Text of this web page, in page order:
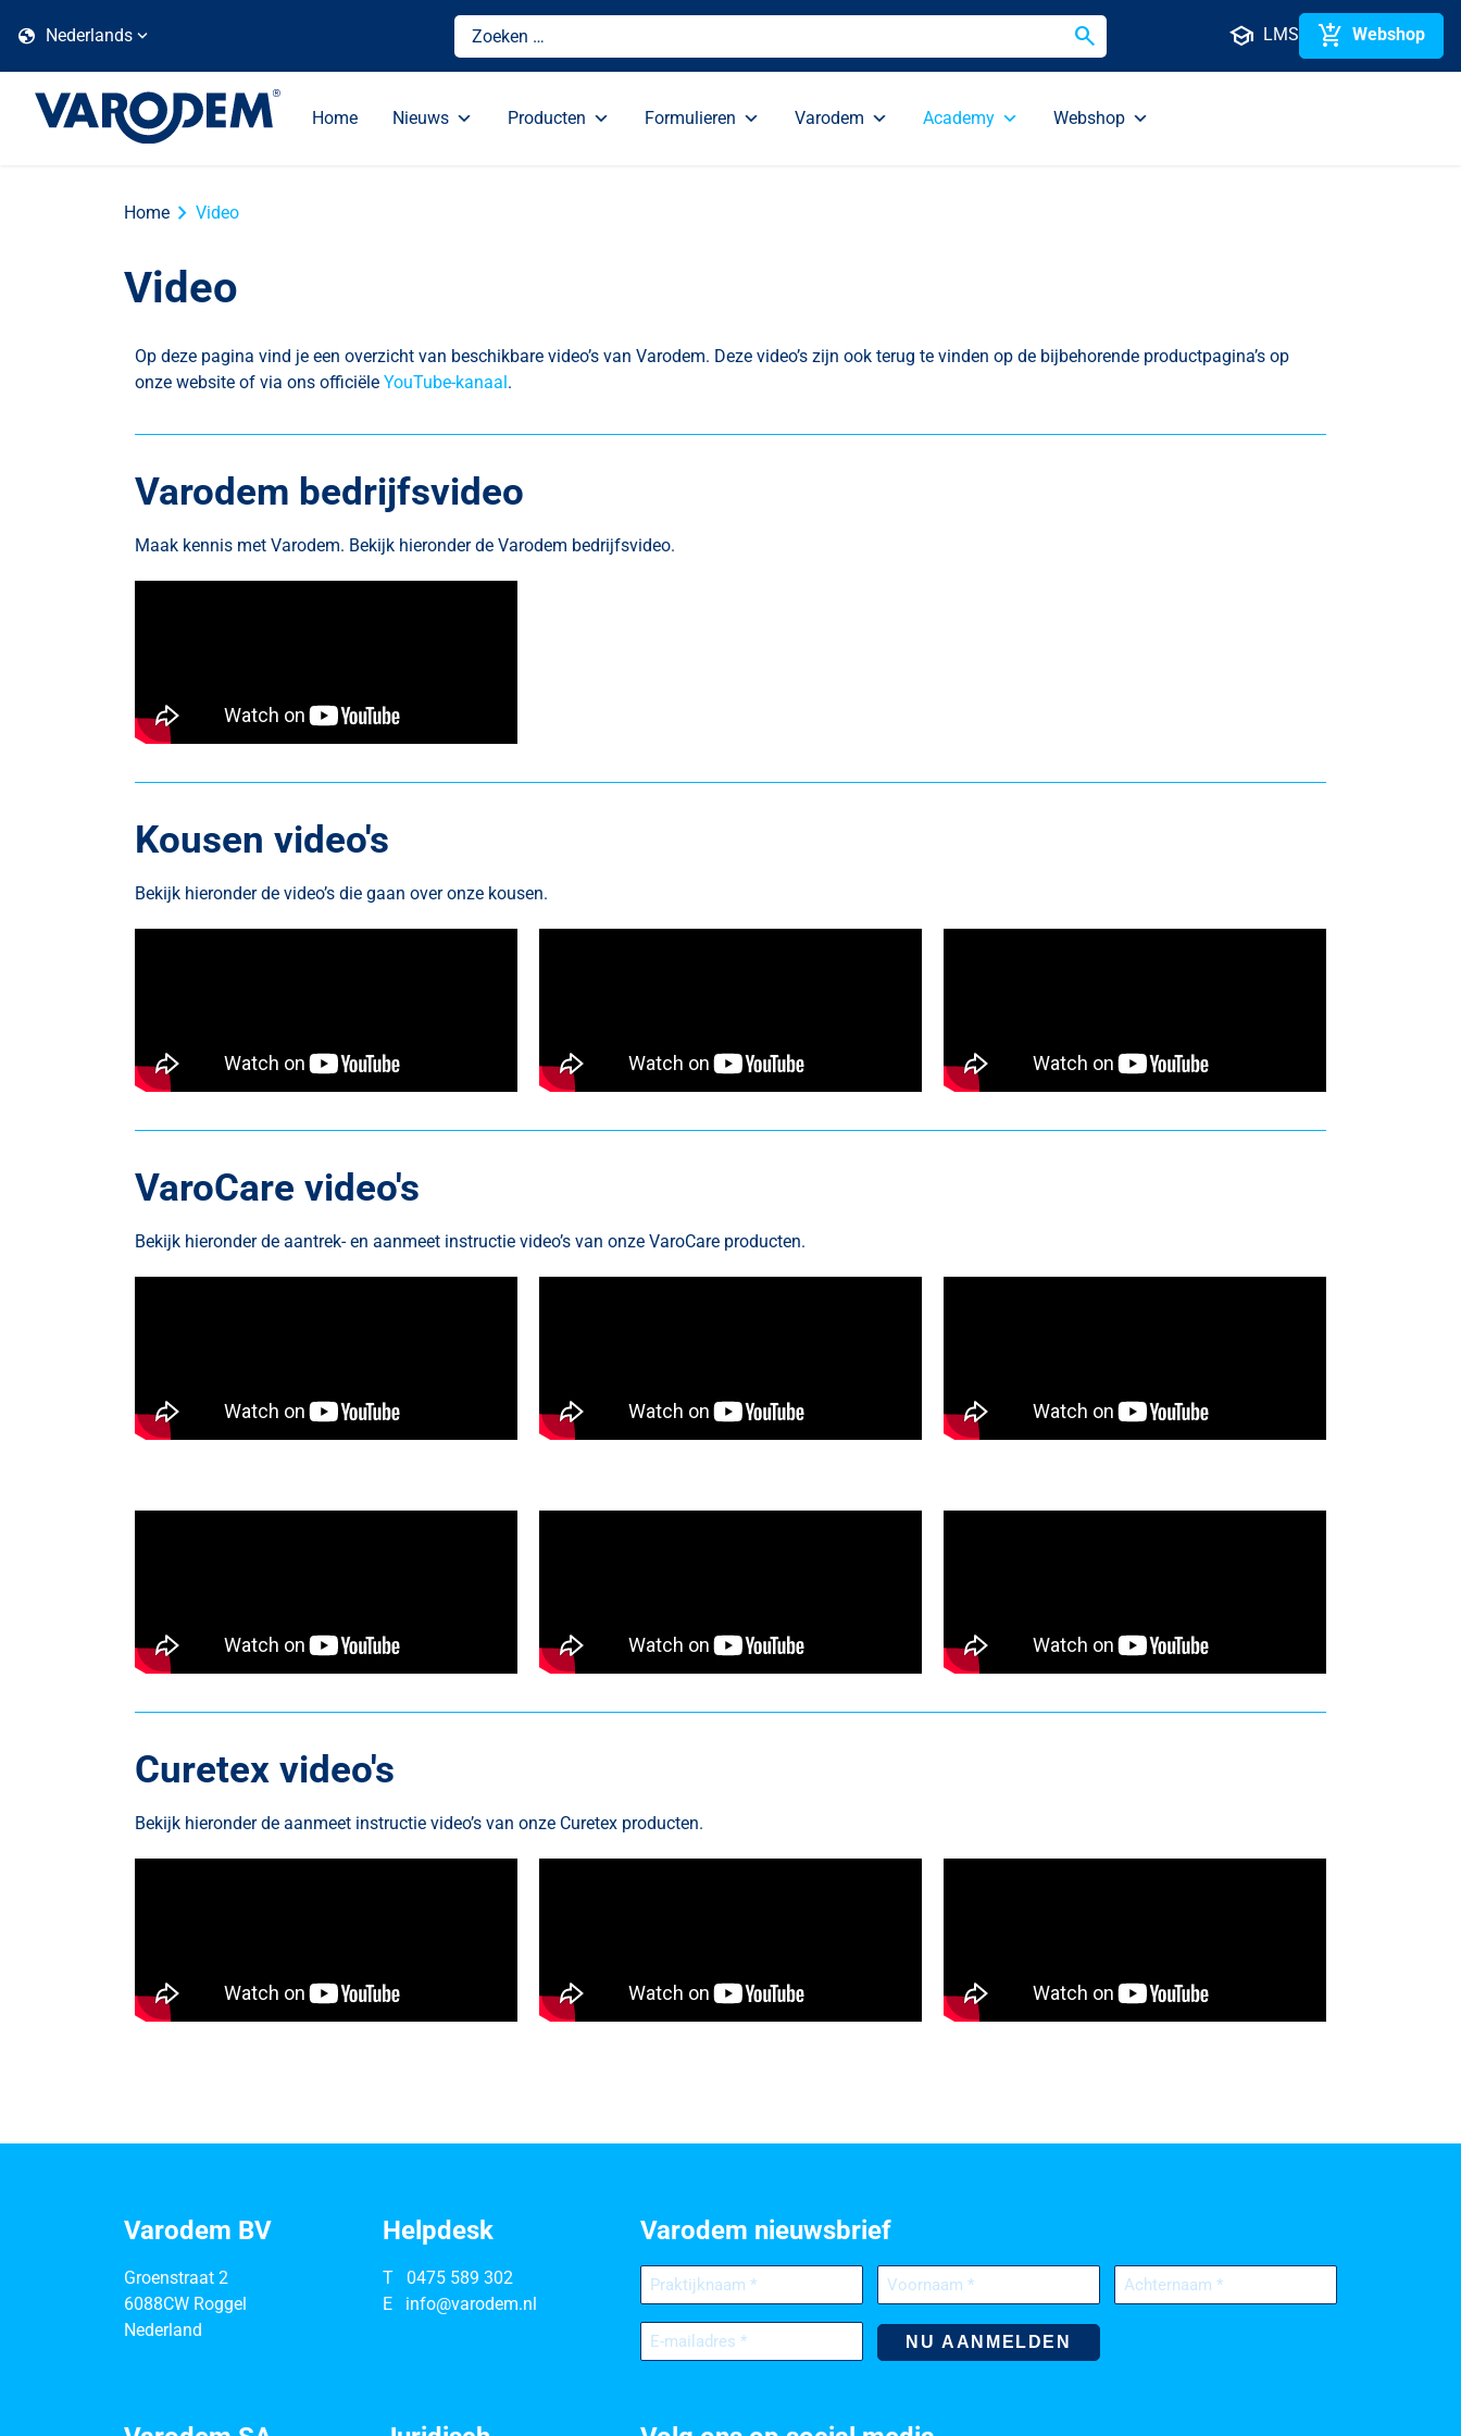
globe Nederlands search school LMS add_shopping_cart Webshop
Home Nieuws Producten Formulieren Varodem Academy Webshop
Home chevron_right Video
Video
Op deze pagina vind je een overzicht van beschikbare video’s van Varodem. Deze video’s zijn ook terug te vinden op de bijbehorende productpagina’s op
onze website of via ons officiële YouTube-kanaal.
Varodem bedrijfsvideo
Maak kennis met Varodem. Bekijk hieronder de Varodem bedrijfsvideo.
Kousen video's
Bekijk hieronder de video’s die gaan over onze kousen.
VaroCare video's
Bekijk hieronder de aantrek- en aanmeet instructie video’s van onze VaroCare producten.
Curetex video's
Bekijk hieronder de aanmeet instructie video’s van onze Curetex producten.
Varodem BV
Groenstraat 2
6088CW Roggel
Nederland
Helpdesk
T
0475 589 302
E
info@varodem.nl
Varodem nieuwsbrief
Praktijknaam
(Vereist)
Voornaam
(Vereist)
Achternaam
(Vereist)
E-
mailadres